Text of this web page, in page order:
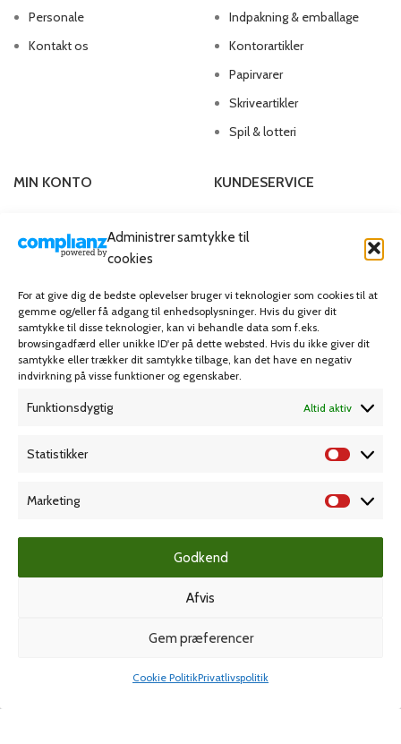
Administrer samtykke til
cookies
For at give dig de bedste oplevelser bruger vi teknologier som cookies til at
gemme og/eller få adgang til enhedsoplysninger. Hvis du giver dit
samtykke til disse teknologier, kan vi behandle data som f.eks.
browsingadfærd eller unikke ID'er på dette websted. Hvis du ikke giver dit
samtykke eller trækker dit samtykke tilbage, kan det have en negativ
indvirkning på visse funktioner og egenskaber.
Funktionsdygtig Altid aktiv
Statistikker
Marketing
Godkend
Afvis
Gem præferencer
Cookie PolitikPrivatlivspolitik
Personale
Kontakt os
Indpakning & emballage
Kontorartikler
Papirvarer
Skriveartikler
Spil & lotteri
MIN KONTO
Ordrer
Favoritliste
KUNDESERVICE
Cookie Politik (EU)
KAMPAGNE
Stero Stempelteknik
Spiralbind